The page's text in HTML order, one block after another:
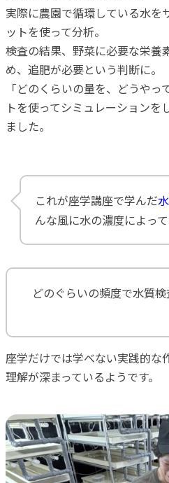
実際に農園で循環している水を
ットを使って分析。
検査の結果、野菜に必要な栄養
め、追肥が必要という判断に。
「どのくらいの量を、どうや
トを使ってシミュレーションを
ました。
これが座学講座で学んだ
んな風に水の濃度によっ
どのぐらいの頻度で水質
座学だけでは学べない実践的な
理解が深まっているようです。